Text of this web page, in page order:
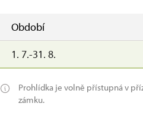
Období
1. 7.-31. 8.
Prohlídka je volně přístupná v
zámku.